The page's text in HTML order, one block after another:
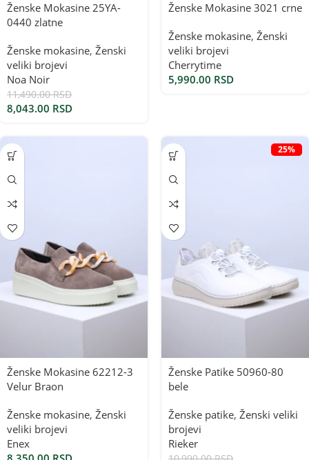
Ženske Mokasine 25YA-
0440 zlatne
Ženske mokasine, Ženski
veliki brojevi
Noa Noir
11,490.00RSD
8,043.00 RSD
Ženske Mokasine 3021 crne
Ženske mokasine, Ženski
veliki brojevi
Cherrytime
5,990.00 RSD
Ženske Mokasine 62212-3
Velur Braon
Ženske mokasine, Ženski
veliki brojevi
Enex
25%
Ženske Patike 50960-80
bele
Ženske patike, Ženski veliki
brojevi
Rieker